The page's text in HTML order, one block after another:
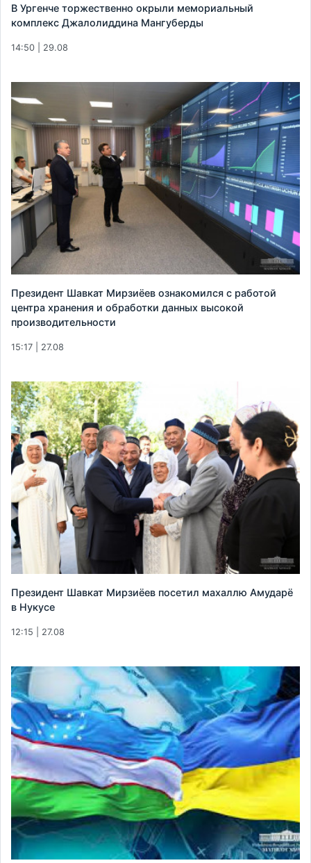
В Ургенче торжественно окрыли мемориальный
комплекс Джалолиддина Мангуберды
14:50 | 29.08
Президент Шавкат Мирзиёев ознакомился с работой
центра хранения и обработки данных высокой
производительности
15:17 | 27.08
Президент Шавкат Мирзиёев посетил махаллю Амударё
в Нукусе
12:15 | 27.08